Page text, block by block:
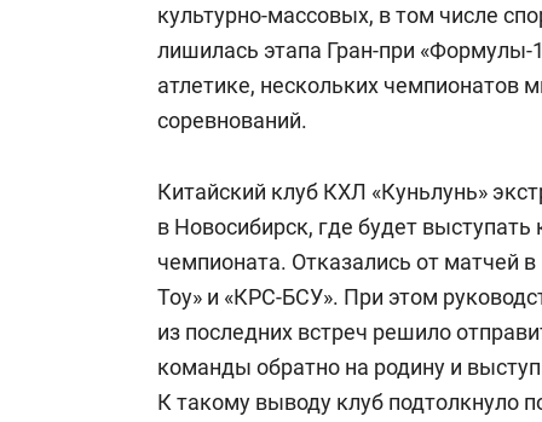
культурно-массовых, в том числе
лишилась этапа Гран-при «Формулы-
атлетике, нескольких чемпионатов
соревнований.
Китайский клуб КХЛ «Куньлунь»
в Новосибирск, где будет
чемпионата. Отказались от
Тоу» и «КРС-БСУ». При этом
из последних встреч решило
команды обратно на родину и
К такому выводу клуб подтолкнуло